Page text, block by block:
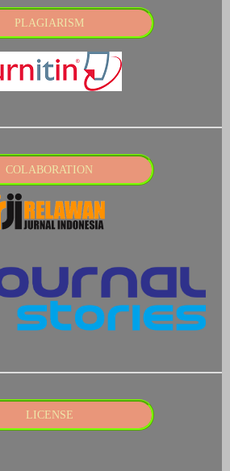
PLAGIARISM
COLABORATION
LICENSE